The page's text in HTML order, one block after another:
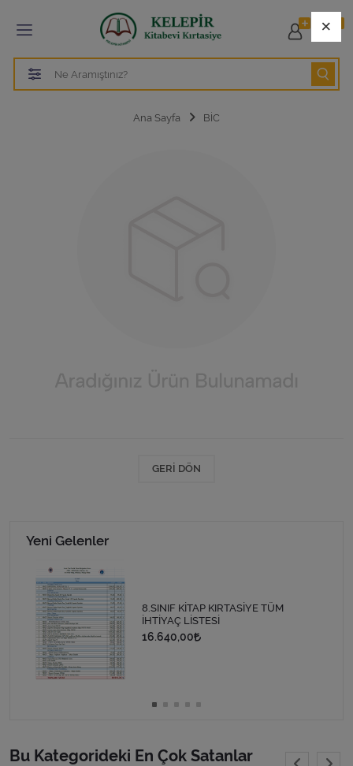
Tüm Kategoriler
ÖZEL İZMİR TEVFİK FİKRET İLKOKULU -
ORTAOKULU
ÖZEL TEVFİK FİKRET ANADOLU LİSESİ
Ana Sayfa BİC
GERI DÖN
Yeni Gelenler
8.SINIF KİTAP KIRTASİYE TÜM
İHTİYAÇ LİSTESİ
16.640,00
Bu Kategorideki En Çok Satanlar
×